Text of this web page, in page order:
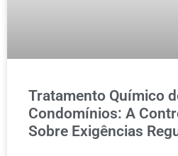
Tratamento Químico
Condomínios: A
Sobre Exigências